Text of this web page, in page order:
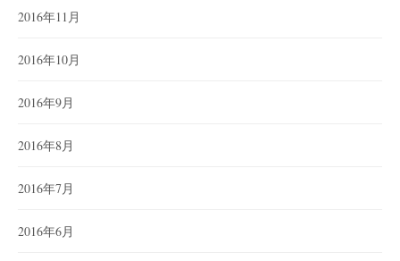
2016年11月
2016年10月
2016年9月
2016年8月
2016年7月
2016年6月